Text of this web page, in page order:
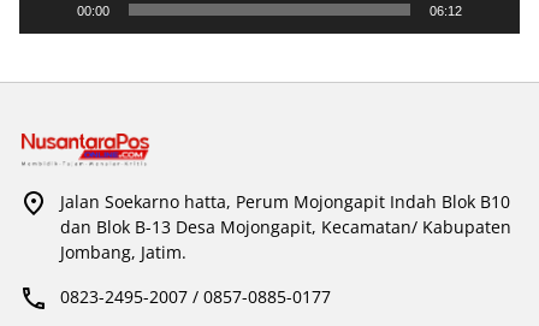
00:00 06:12
Jalan Soekarno hatta, Perum Mojongapit Indah Blok B10
dan Blok B-13 Desa Mojongapit, Kecamatan/ Kabupaten
Jombang, Jatim.
0823-2495-2007 / 0857-0885-0177